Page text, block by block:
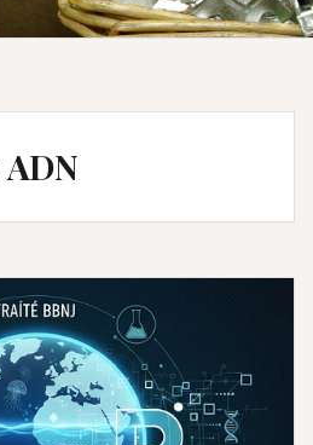
ADN